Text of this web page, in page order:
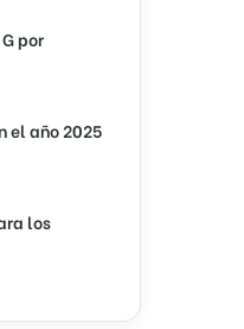
por
el año 2025
los